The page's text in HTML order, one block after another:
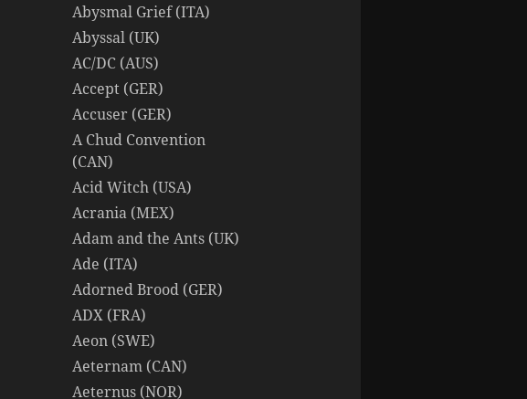
Abysmal Grief (ITA)
Abyssal (UK)
AC/DC (AUS)
Accept (GER)
Accuser (GER)
A Chud Convention
(CAN)
Acid Witch (USA)
Acrania (MEX)
Adam and the Ants (UK)
Ade (ITA)
Adorned Brood (GER)
ADX (FRA)
Aeon (SWE)
Aeternam (CAN)
Aeternus (NOR)